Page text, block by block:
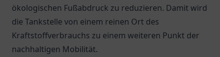
ökologischen Fußabdruck zu reduzieren. Damit wird
die Tankstelle von einem reinen Ort des
Kraftstoffverbrauchs zu einem weiteren Punkt der
nachhaltigen Mobilität.